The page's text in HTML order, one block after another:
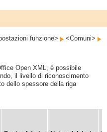
funzione>
<Comuni>
Open XML, è possibile
il livello di riconoscimento
dello spessore della riga